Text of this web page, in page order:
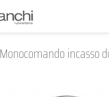
Monocomando incasso